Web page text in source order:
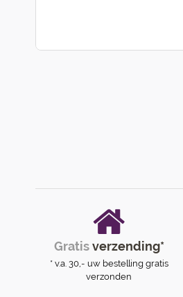
Gratisverzending*
* v.a. 30,- uw bestelling gratis
verzonden